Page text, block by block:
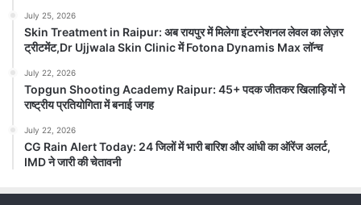
CG Cabinet Decisions: छत्तीसगढ़
कैबिनेट के बड़े फैसले, AI मिशन से लेकर
बड़े फैसलों पर लगी मुहर
July 25, 2026
Skin Treatment in Raipur: अब रायपुर में मिलेगा इंटरनेशनल लेवल का लेज़र
ट्रीटमेंट,Dr Ujjwala Skin Clinic में Fotona Dynamis Max लॉन्च
July 22, 2026
Topgun Shooting Academy Raipur: 45+ पदक जीतकर खिलाड़ियों ने
राष्ट्रीय प्रतियोगिता में बनाई जगह
July 22, 2026
CG Rain Alert Today: 24 जिलों में भारी बारिश और आंधी का ऑरेंज अलर्ट,
IMD ने जारी की चेतावनी